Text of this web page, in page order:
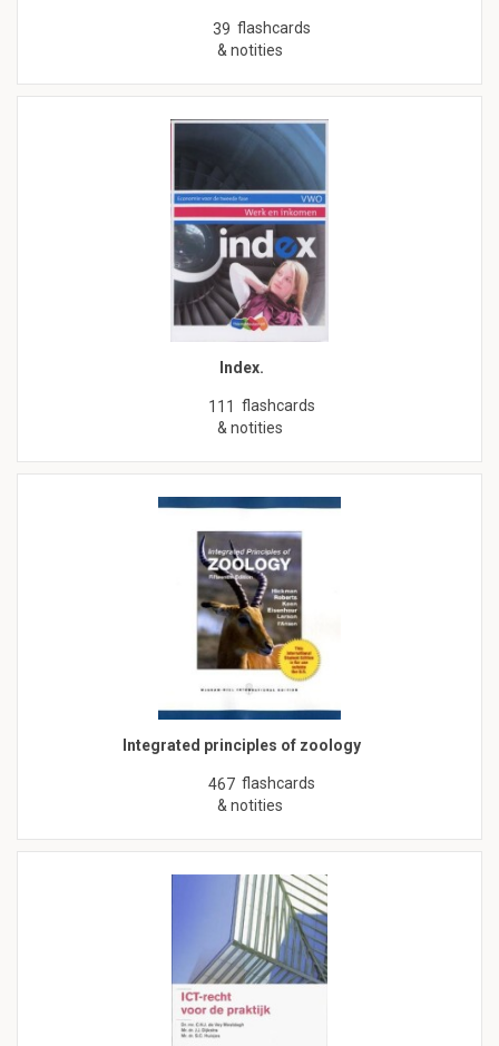
39 flashcards
& notities
Index.
111 flashcards
& notities
Integrated principles of zoology
467 flashcards
& notities